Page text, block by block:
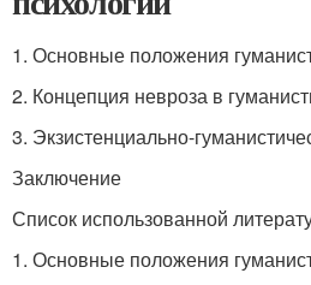
1. Основные положения
2. Концепция невроза в
3. Экзистенциально-
Заключение
Список использованной
1. Основные положения